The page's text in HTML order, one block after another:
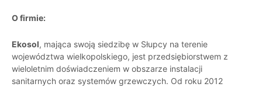
O firmie:
Ekosol, mająca swoją siedzibę w Słupcy na terenie
województwa wielkopolskiego, jest przedsiębiorstwem z
wieloletnim doświadczeniem w obszarze instalacji
sanitarnych oraz systemów grzewczych. Od roku 2012